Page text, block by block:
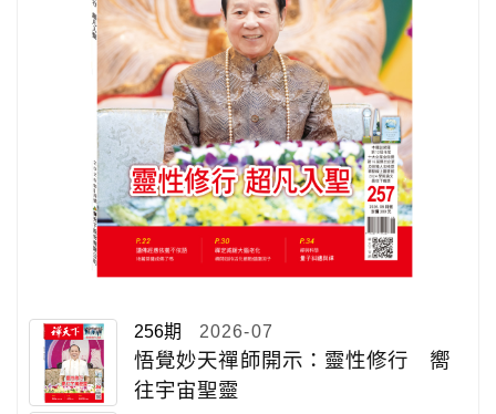
256期 2026-07
悟覺妙天禪師開示：靈性修行 嚮
往宇宙聖靈